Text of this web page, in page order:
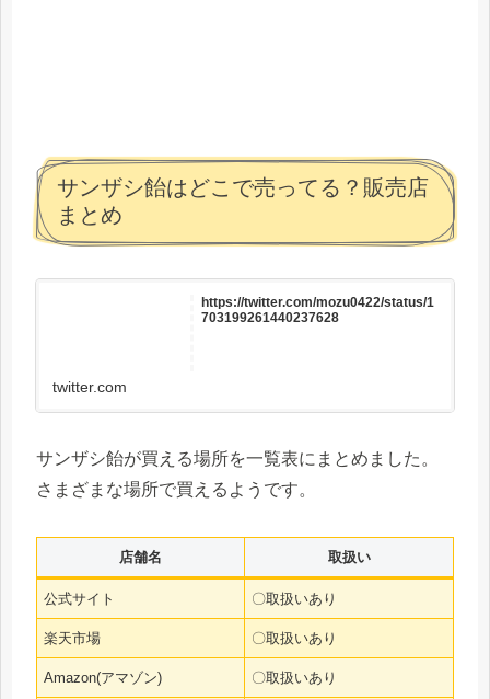
サンザシ飴はどこで売ってる？販売店
まとめ
https://twitter.com/mozu0422/status/1
703199261440237628
twitter.com
サンザシ飴が買える場所を一覧表にまとめました。
さまざまな場所で買えるようです。
店舗名 取扱い
公式サイト 〇取扱いあり
楽天市場 〇取扱いあり
Amazon(アマゾン) 〇取扱いあり